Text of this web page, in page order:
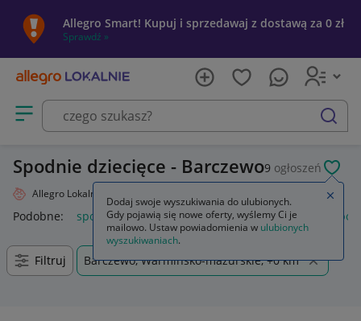
Allegro Smart! Kupuj i sprzedawaj z dostawą za 0 zł
Sprawdź »
Otwórz menu z kategoriami
szukaj
Spodnie dziecięce - Barczewo9 ogłoszeń
Allegro Lokalnie
Podobne: spodnie spodnie robocze spodnie męskie
Filtruj Barczewo, Warmińsko-mazurskie, +0 km
Dodaj swoje wyszukiwania do ulubionych.
Gdy pojawią się nowe oferty, wyślemy Ci je
mailowo. Ustaw powiadomienia w ulubionych
wyszukiwaniach.